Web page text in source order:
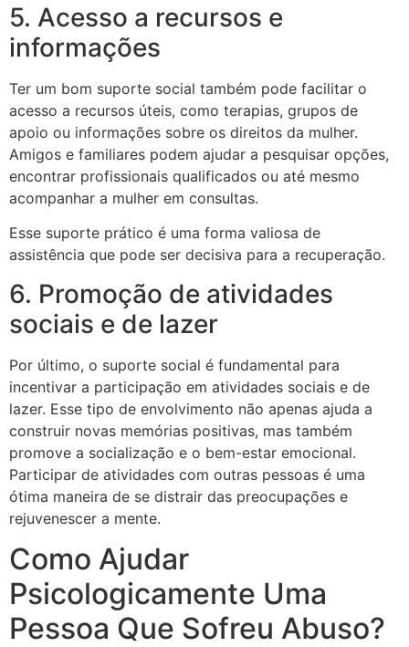
5. Acesso a recursos e
informações
Ter um bom suporte social também pode facilitar o
acesso a recursos úteis, como terapias, grupos de
apoio ou informações sobre os direitos da mulher.
Amigos e familiares podem ajudar a pesquisar opções,
encontrar profissionais qualificados ou até mesmo
acompanhar a mulher em consultas.
Esse suporte prático é uma forma valiosa de
assistência que pode ser decisiva para a recuperação.
6. Promoção de atividades
sociais e de lazer
Por último, o suporte social é fundamental para
incentivar a participação em atividades sociais e de
lazer. Esse tipo de envolvimento não apenas ajuda a
construir novas memórias positivas, mas também
promove a socialização e o bem-estar emocional.
Participar de atividades com outras pessoas é uma
ótima maneira de se distrair das preocupações e
rejuvenescer a mente.
Como Ajudar
Psicologicamente Uma
Pessoa Que Sofreu Abuso?